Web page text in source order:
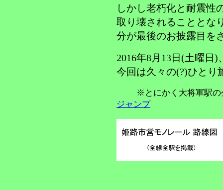
しかし老朽化と耐震性
取り壊されることとな
分が最後のお披露目を
2016年8月13日(土曜日
今回は久々の(?)ひとり
※とにかく大将軍駅
ジャンプ